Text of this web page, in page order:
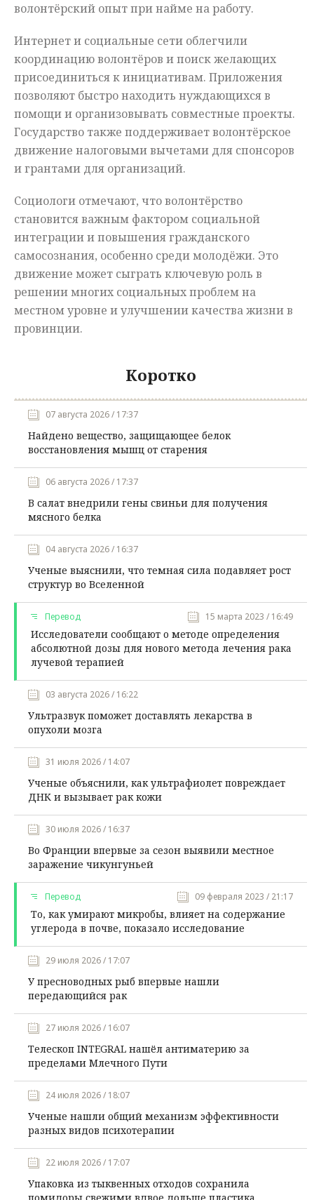
волонтёрский опыт при найме на работу.
Интернет и социальные сети облегчили
координацию волонтёров и поиск желающих
присоединиться к инициативам. Приложения
позволяют быстро находить нуждающихся в
помощи и организовывать совместные проекты.
Государство также поддерживает волонтёрское
движение налоговыми вычетами для спонсоров
и грантами для организаций.
Социологи отмечают, что волонтёрство
становится важным фактором социальной
интеграции и повышения гражданского
самосознания, особенно среди молодёжи. Это
движение может сыграть ключевую роль в
решении многих социальных проблем на
местном уровне и улучшении качества жизни в
провинции.
Коротко
07 августа 2026 / 17:37
Найдено вещество, защищающее белок
восстановления мышц от старения
06 августа 2026 / 17:37
В салат внедрили гены свиньи для получения
мясного белка
04 августа 2026 / 16:37
Ученые выяснили, что темная сила подавляет рост
структур во Вселенной
Перевод 15 марта 2023 / 16:49
Исследователи сообщают о методе определения
абсолютной дозы для нового метода лечения рака
лучевой терапией
03 августа 2026 / 16:22
Ультразвук поможет доставлять лекарства в
опухоли мозга
31 июля 2026 / 14:07
Ученые объяснили, как ультрафиолет повреждает
ДНК и вызывает рак кожи
30 июля 2026 / 16:37
Во Франции впервые за сезон выявили местное
заражение чикунгуньей
Перевод 09 февраля 2023 / 21:17
То, как умирают микробы, влияет на содержание
углерода в почве, показало исследование
29 июля 2026 / 17:07
У пресноводных рыб впервые нашли
передающийся рак
27 июля 2026 / 16:07
Телескоп INTEGRAL нашёл антиматерию за
пределами Млечного Пути
24 июля 2026 / 18:07
Ученые нашли общий механизм эффективности
разных видов психотерапии
22 июля 2026 / 17:07
Упаковка из тыквенных отходов сохранила